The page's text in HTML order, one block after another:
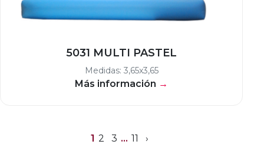
5031 MULTI PASTEL
Medidas: 3,65x3,65
Más información →
1 2 3 … 11 ›